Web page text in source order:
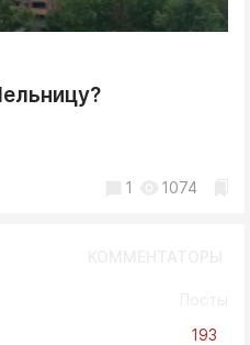
1 1074
193